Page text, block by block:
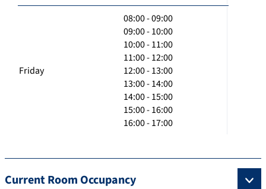
Friday
08:00 - 09:00
09:00 - 10:00
10:00 - 11:00
11:00 - 12:00
12:00 - 13:00
13:00 - 14:00
14:00 - 15:00
15:00 - 16:00
16:00 - 17:00
Current Room Occupancy